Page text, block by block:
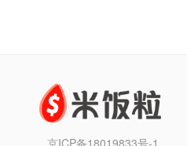
京ICP备18019833号-1